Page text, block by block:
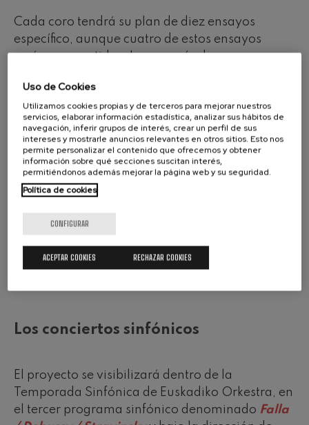
Cada coro tendrá su plan de diez ensayos
específico, aunque cuatro de estos ensayos
serán compartidos. La mayoría de ensayos se
septiembre hasta el 20 de noviembre, aunque el
segundo, tercer y cuarto ensayos se repetirán en
el Conservatorio Juan Crisóstomo de Arriaga de
Bilbao para facilitar el acceso a las personas
procedentes de Bizkaia y Araba. El calendario
de ensayos completo se puede consultaraquí
Con antelación al primer ensayo, se pondrán a
disposición de las personas participantes la
partitura de voz y piano y las grabaciones de las
voces.
Los conciertos sinfónicos
El proyecto se visibilizará dentro de la
Temporada Sinfónica de Euskadiko Orkestra, en
el tercer programa sinfónico denominado Falla
Uso de Cookies
Utilizamos cookies propias y de terceros para mejorar nuestros
servicios, elaborar información estadística, analizar sus hábitos de
navegación, inferir grupos de interés, crear un perfil de sus
intereses y mostrarle anuncios relevantes en otros sitios. Esto nos
permite personalizar el contenido que ofrecemos y obtener
información sobre qué secciones suscitan interés,
permitiéndonos además mejorar la página web y su seguridad.
Política de cookies
CONFIGURAR
RECHAZAR COOKIES
ACEPTAR COOKIES